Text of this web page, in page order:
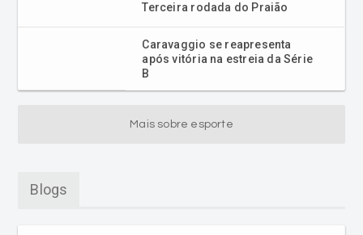
Terceira rodada do Praião
Caravaggio se reapresenta
após vitória na estreia da Série
B
Mais sobre esporte
Blogs